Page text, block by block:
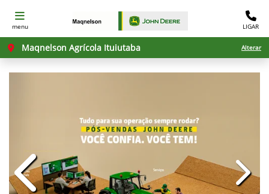
menu LIGAR
Maqnelson Agrícola Ituiutaba Alterar